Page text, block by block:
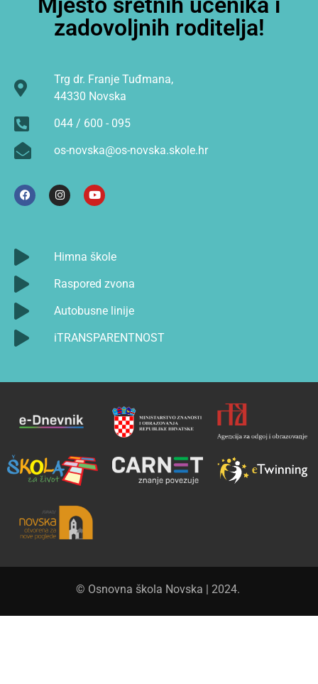
zadovoljnih roditelja!
Trg dr. Franje Tuđmana,
44330 Novska
044 / 600 - 095
os-novska@os-novska.skole.hr
Himna škole
Raspored zvona
Autobusne linije
iTRANSPARENTNOST
© Osnovna škola Novska | 2024.